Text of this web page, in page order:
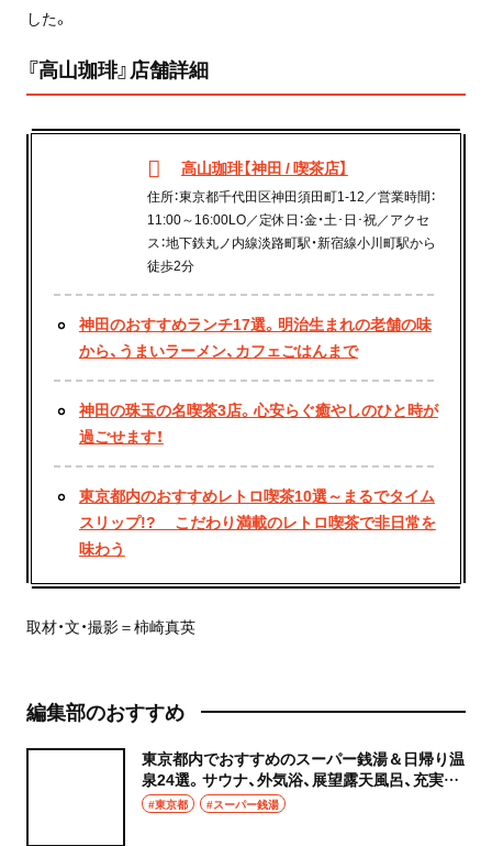
した。
『高山珈琲』店舗詳細
高山珈琲【神田 / 喫茶店】
住所：東京都千代田区神田須田町1-12／営業時間：
11:00～16:00LO／定休日：金・土･日･祝／アクセ
ス：地下鉄丸ノ内線淡路町駅・新宿線小川町駅から
徒歩2分
神田のおすすめランチ17選。明治生まれの老舗の味
から、うまいラーメン、カフェごはんまで
神田の珠玉の名喫茶3店。心安らぐ癒やしのひと時が
過ごせます！
東京都内のおすすめレトロ喫茶10選～まるでタイム
スリップ!? こだわり満載のレトロ喫茶で非日常を
味わう
取材・文・撮影＝柿崎真英
編集部のおすすめ
東京都内でおすすめのスーパー銭湯＆日帰り温
泉24選。サウナ、外気浴、展望露天風呂、充実の
癒やし空間へ
#東京都 #スーパー銭湯